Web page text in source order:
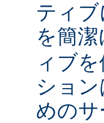
ティ
を簡
ィブ
ショ
めの